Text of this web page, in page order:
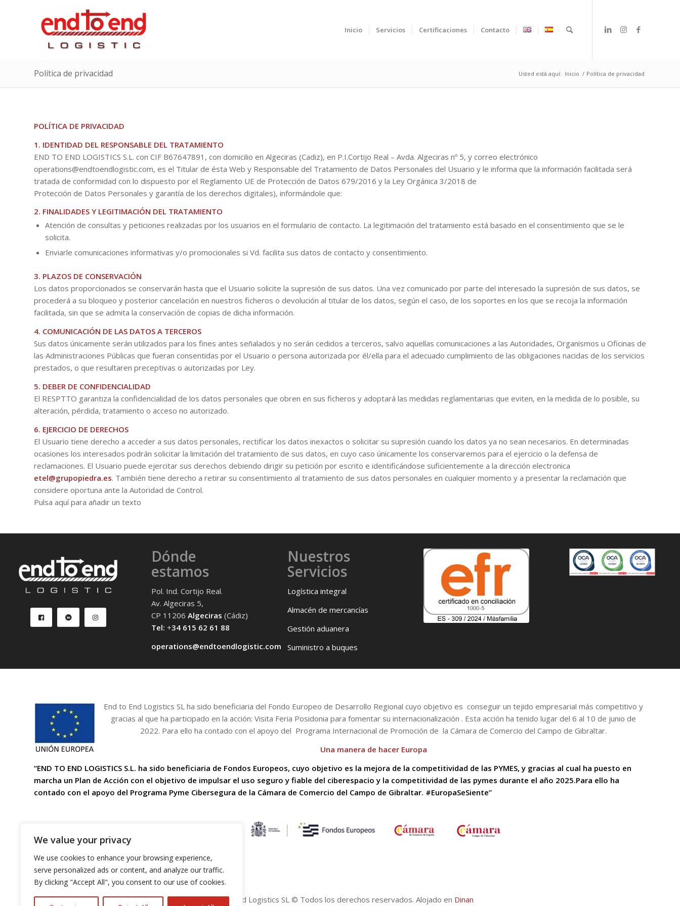
We value your privacy
We use cookies to enhance your browsing experience,
serve personalized ads or content, and analyze our traffic.
By clicking "Accept All", you consent to our use of cookies.
Inicio Servicios Certificaciones Contacto
Política de privacidad Usted está aquí: Inicio / Política de privacidad
POLÍTICA DE PRIVACIDAD
1. IDENTIDAD DEL RESPONSABLE DEL TRATAMIENTO
END TO END LOGISTICS S.L. con CIF B67647891, con domicilio en Algeciras (Cadiz), en P.I.Cortijo Real – Avda. Algeciras nº 5, y correo electrónico
operations@endtoendlogistic.com, es el Titular de ésta Web y Responsable del Tratamiento de Datos Personales del Usuario y le informa que la información facilitada será
tratada de conformidad con lo dispuesto por el Reglamento UE de Protección de Datos 679/2016 y la Ley Orgánica 3/2018 de
Protección de Datos Personales y garantía de los derechos digitales), informándole que:
2. FINALIDADES Y LEGITIMACIÓN DEL TRATAMIENTO
Atención de consultas y peticiones realizadas por los usuarios en el formulario de contacto. La legitimación del tratamiento está basado en el consentimiento que se le
solicita.
Enviarle comunicaciones informativas y/o promocionales si Vd. facilita sus datos de contacto y consentimiento.
3. PLAZOS DE CONSERVACIÓN
Los datos proporcionados se conservarán hasta que el Usuario solicite la supresión de sus datos. Una vez comunicado por parte del interesado la supresión de sus datos, se
procederá a su bloqueo y posterior cancelación en nuestros ficheros o devolución al titular de los datos, según el caso, de los soportes en los que se recoja la información
facilitada, sin que se admita la conservación de copias de dicha información.
4. COMUNICACIÓN DE LAS DATOS A TERCEROS
Sus datos únicamente serán utilizados para los fines antes señalados y no serán cedidos a terceros, salvo aquellas comunicaciones a las Autoridades, Organismos u Oficinas de
las Administraciones Públicas que fueran consentidas por el Usuario o persona autorizada por él/ella para el adecuado cumplimiento de las obligaciones nacidas de los servicios
prestados, o que resultaren preceptivas o autorizadas por Ley.
5. DEBER DE CONFIDENCIALIDAD
El RESPTTO garantiza la confidencialidad de los datos personales que obren en sus ficheros y adoptará las medidas reglamentarias que eviten, en la medida de lo posible, su
alteración, pérdida, tratamiento o acceso no autorizado.
6. EJERCICIO DE DERECHOS
El Usuario tiene derecho a acceder a sus datos personales, rectificar los datos inexactos o solicitar su supresión cuando los datos ya no sean necesarios. En determinadas
ocasiones los interesados podrán solicitar la limitación del tratamiento de sus datos, en cuyo caso únicamente los conservaremos para el ejercicio o la defensa de
reclamaciones. El Usuario puede ejercitar sus derechos debiendo dirigir su petición por escrito e identificándose suficientemente a la dirección electronica
etel@grupopiedra.es. También tiene derecho a retirar su consentimiento al tratamiento de sus datos personales en cualquier momento y a presentar la reclamación que
considere oportuna ante la Autoridad de Control.
Pulsa aquí para añadir un texto
Dónde
estamos
Pol. Ind. Cortijo Real.
Av. Algeciras 5,
CP 11206 Algeciras (Cádiz)
Tel: +34 615 62 61 88
operations@endtoendlogistic.com
Nuestros
Servicios
Logística integral
Almacén de mercancías
Gestión aduanera
Suministro a buques
End to End Logistics SL ha sido beneficiaria del Fondo Europeo de Desarrollo Regional cuyo objetivo es conseguir un tejido empresarial más competitivo y
gracias al que ha participado en la acción: Visita Feria Posidonia para fomentar su internacionalización . Esta acción ha tenido lugar del 6 al 10 de junio de
2022. Para ello ha contado con el apoyo del Programa Internacional de Promoción de la Cámara de Comercio del Campo de Gibraltar.
Una manera de hacer Europa
“END TO END LOGISTICS S.L. ha sido beneficiaria de Fondos Europeos, cuyo objetivo es la mejora de la competitividad de las PYMES, y gracias al cual ha puesto en
marcha un Plan de Acción con el objetivo de impulsar el uso seguro y fiable del ciberespacio y la competitividad de las pymes durante el año 2025.Para ello ha
contado con el apoyo del Programa Pyme Cibersegura de la Cámara de Comercio del Campo de Gibraltar. #EuropaSeSiente”
End To End Logistics SL © Todos los derechos reservados. Alojado en Dinan